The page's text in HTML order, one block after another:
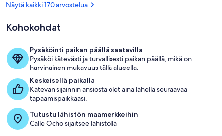
Näytä kaikki 170 arvostelua
Kohokohdat
Pysäköinti paikan päällä saatavilla
Pysäköi kätevästi ja turvallisesti paikan päällä, mikä on
harvinainen mukavuus tällä alueella.
Keskeisellä paikalla
Kätevän sijainnin ansiosta olet aina lähellä seuraavaa
tapaamispaikkaasi.
Tutustu lähistön maamerkkeihin
Calle Ocho sijaitsee lähistöllä